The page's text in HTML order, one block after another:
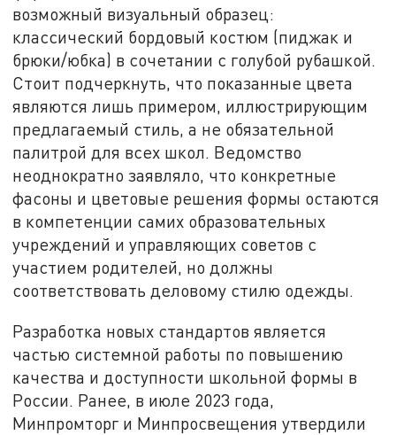
возможный визуальный образец:
классический бордовый костюм (пиджак и
брюки/юбка) в сочетании с голубой рубашкой.
Стоит подчеркнуть, что показанные цвета
являются лишь примером, иллюстрирующим
предлагаемый стиль, а не обязательной
палитрой для всех школ. Ведомство
неоднократно заявляло, что конкретные
фасоны и цветовые решения формы остаются
в компетенции самих образовательных
учреждений и управляющих советов с
участием родителей, но должны
соответствовать деловому стилю одежды.
Разработка новых стандартов является
частью системной работы по повышению
качества и доступности школьной формы в
России. Ранее, в июле 2023 года,
Минпромторг и Минпросвещения утвердили